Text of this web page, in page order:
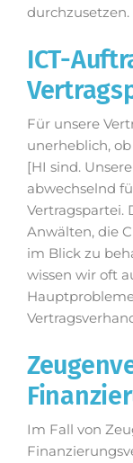
durchzusetzen.
ICT-
Für unsere
unerheblich,
[HI sind.
abwechselnd
Vertragspartei.
Anwälten, die
im Blick zu
wissen wir oft
Im Fall von